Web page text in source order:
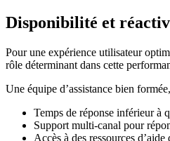
Disponibilité et
Pour une expérience utilisateur
rôle déterminant dans cette
Une équipe d’assistance bien
Temps de réponse inférieur à
Support multi-canal pour
Accès à des ressources